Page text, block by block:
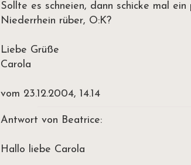
Sollte es schneien, dann schicke mal
Niederrhein rüber, O:K?
Liebe Grüße
Carola
vom 23.12.2004, 14.14
Antwort von Beatrice:
Hallo liebe Carola